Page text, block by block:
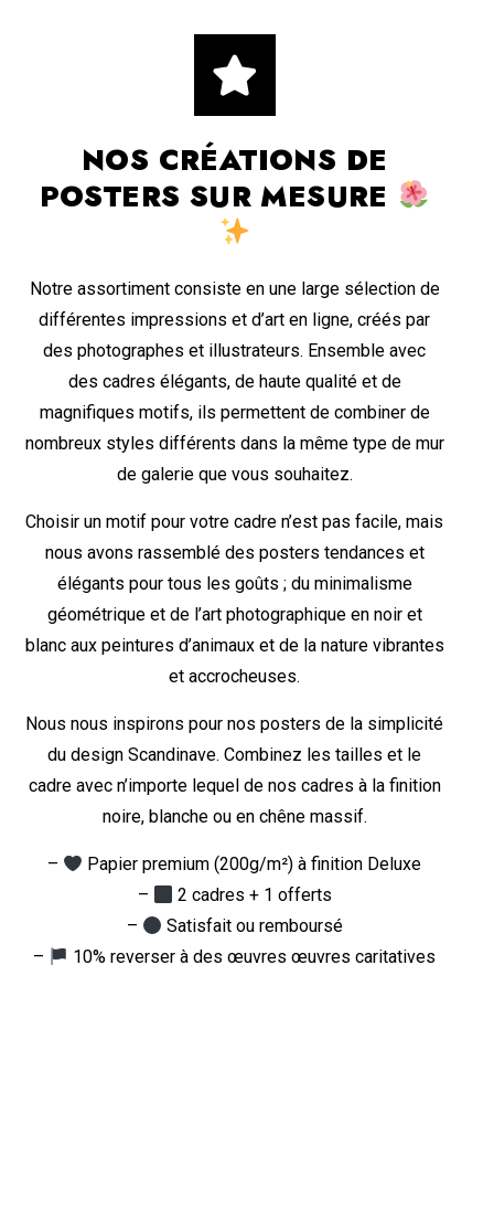
NOS CRÉATIONS DE
POSTERS SUR MESURE
Notre assortiment consiste en une large sélection de
différentes impressions et d’art en ligne, créés par
des photographes et illustrateurs. Ensemble avec
des cadres élégants, de haute qualité et de
magnifiques motifs, ils permettent de combiner de
nombreux styles différents dans la même type de mur
de galerie que vous souhaitez.
Choisir un motif pour votre cadre n’est pas facile, mais
nous avons rassemblé des posters tendances et
élégants pour tous les goûts ; du minimalisme
géométrique et de l’art photographique en noir et
blanc aux peintures d’animaux et de la nature vibrantes
et accrocheuses.
Nous nous inspirons pour nos posters de la simplicité
du design Scandinave. Combinez les tailles et le
cadre avec n’importe lequel de nos cadres à la finition
noire, blanche ou en chêne massif.
–
Papier premium (200g/m²) à finition Deluxe
–
2 cadres + 1 offerts
–
Satisfait ou remboursé
–
10% reverser à des œuvres œuvres caritatives